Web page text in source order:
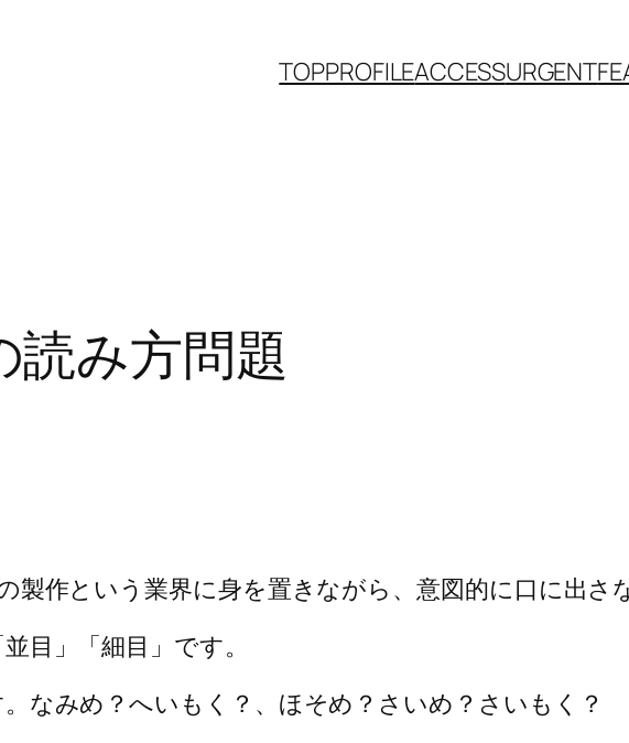
TOPPROFILEACCESSURGENT
読み方問題
製作という業界に身を置きながら、意図的に口に出さ
目」「細目」です。
なみめ？へいもく？、ほそめ？さいめ？さいもく？